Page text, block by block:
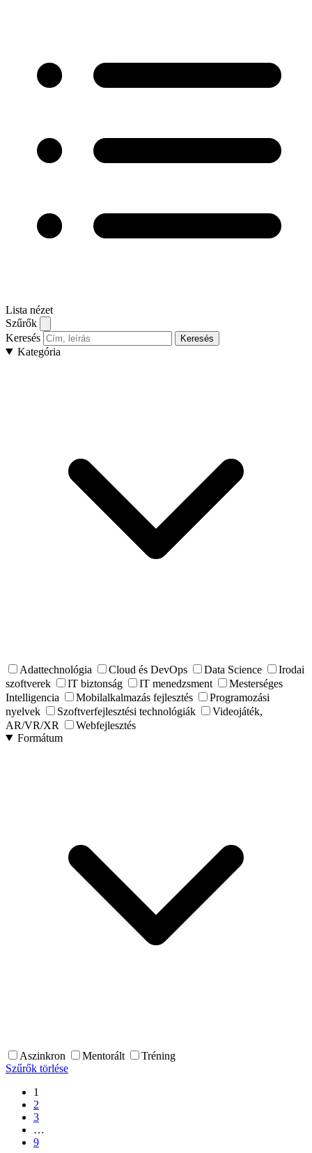
Lista nézet
Szűrők
Keresés
Keresés
Kategória
Adattechnológia Cloud és DevOps Data Science
Irodai
szoftverek
IT biztonság IT menedzsment
Mesterséges
Intelligencia
Mobilalkalmazás fejlesztés
Programozási
nyelvek
Szoftverfejlesztési technológiák
Videojáték,
AR/VR/XR
Webfejlesztés
Formátum
Aszinkron Mentorált
Tréning
Szűrők törlése
1
2
3
…
9